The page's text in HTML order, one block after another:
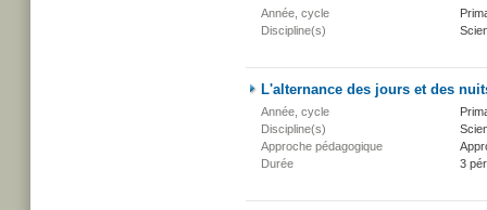
Année, cycle
Discipline(s)
L'alternance des jours et des
Année, cycle
Discipline(s)
Approche pédagogique
Durée
3